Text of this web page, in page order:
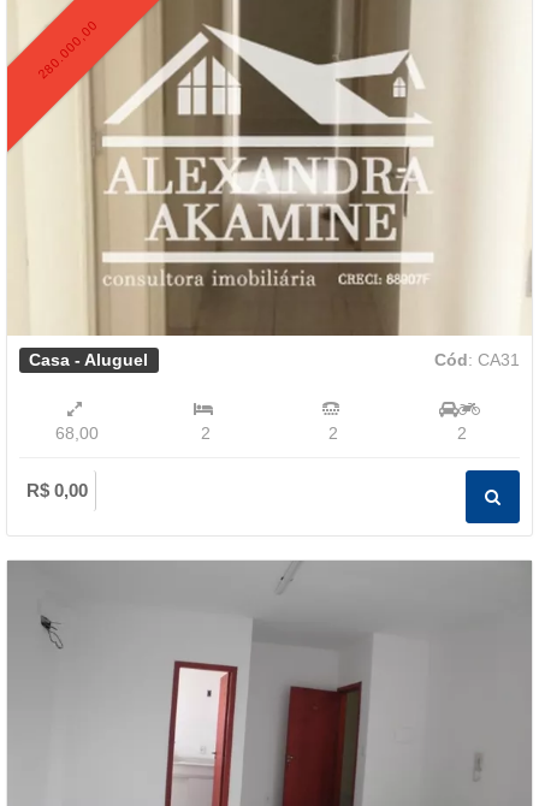
280.000,00
Casa - Aluguel Cód: CA31
68,00 2 2 2
R$ 0,00